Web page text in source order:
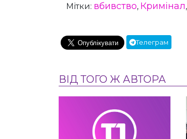
Мітки: вбивство, Кримінал,
Телеграм
ВІД ТОГО Ж АВТОРА